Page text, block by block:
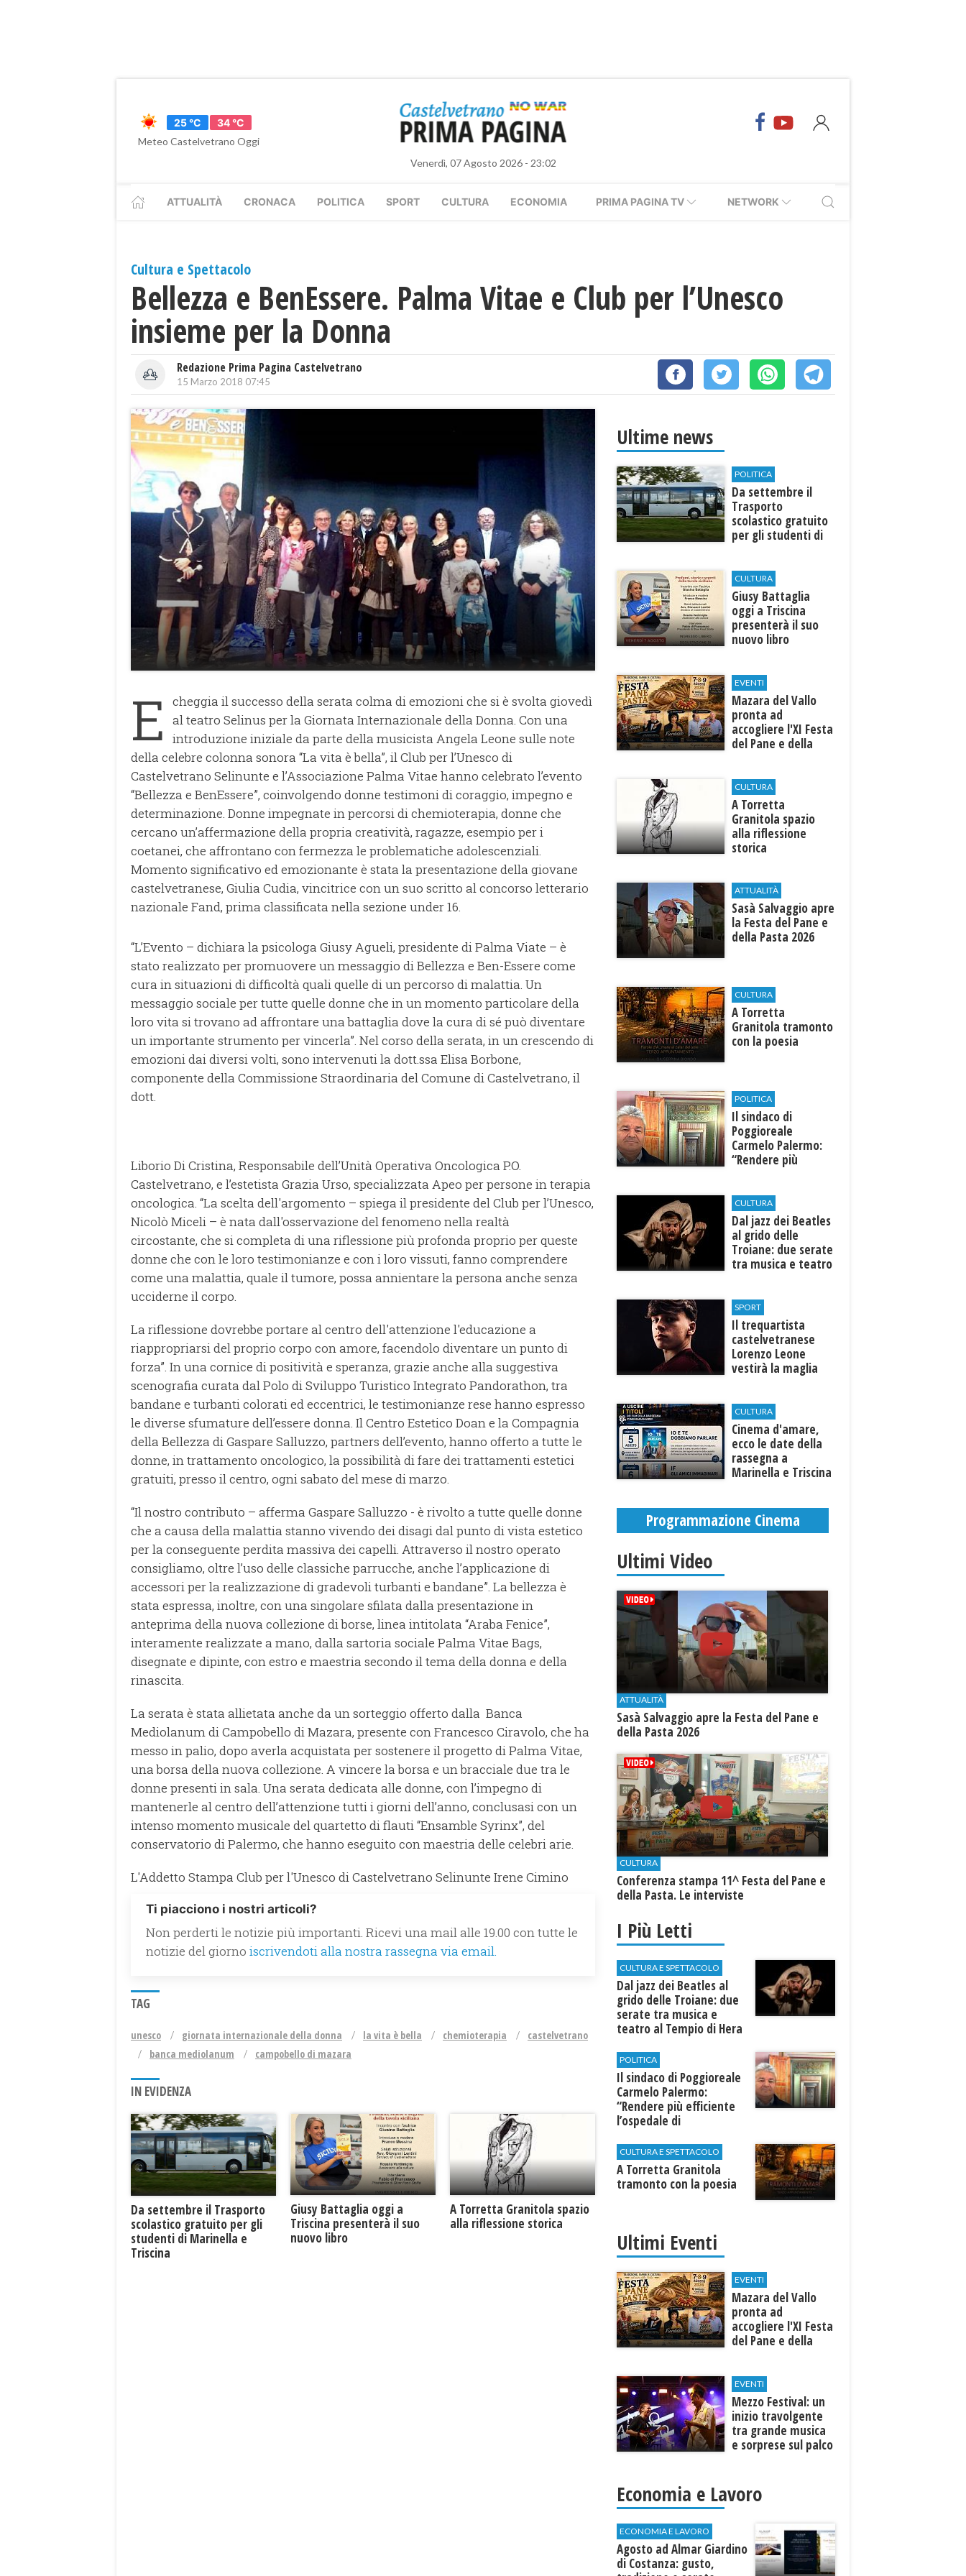
25 °C
34 °C
Meteo Castelvetrano Oggi
Venerdì, 07 Agosto 2026 - 23:02
ATTUALITÀ CRONACA POLITICA SPORT CULTURA ECONOMIA PRIMA PAGINA TV NETWORK
Cultura e Spettacolo
Bellezza e BenEssere. Palma Vitae e Club per l’Unesco
insieme per la Donna
Redazione Prima Pagina Castelvetrano
15 Marzo 2018 07:45
E
cheggia il successo della serata colma di emozioni che si è svolta giovedì
al teatro Selinus per la Giornata Internazionale della Donna. Con una
introduzione iniziale da parte della musicista Angela Leone sulle note
della celebre colonna sonora “La vita è bella”, il Club per l’Unesco di
Castelvetrano Selinunte e l’Associazione Palma Vitae hanno celebrato l’evento
“Bellezza e BenEssere”, coinvolgendo donne testimoni di coraggio, impegno e
determinazione. Donne impegnate in percorsi di chemioterapia, donne che
cercano un’affermazione della propria creatività, ragazze, esempio per i
coetanei, che affrontano con fermezza le problematiche adolescenziali.
Momento significativo ed emozionante è stata la presentazione della giovane
castelvetranese, Giulia Cudia, vincitrice con un suo scritto al concorso letterario
nazionale Fand, prima classificata nella sezione under 16.
“L’Evento – dichiara la psicologa Giusy Agueli, presidente di Palma Viate – è
stato realizzato per promuovere un messaggio di Bellezza e Ben-Essere come
cura in situazioni di difficoltà quali quelle di un percorso di malattia. Un
messaggio sociale per tutte quelle donne che in un momento particolare della
loro vita si trovano ad affrontare una battaglia dove la cura di sé può diventare
un importante strumento per vincerla”. Nel corso della serata, in un crescendo di
emozioni dai diversi volti, sono intervenuti la dott.ssa Elisa Borbone,
componente della Commissione Straordinaria del Comune di Castelvetrano, il
dott.
Liborio Di Cristina, Responsabile dell’Unità Operativa Oncologica P.O.
Castelvetrano, e l’estetista Grazia Urso, specializzata Apeo per persone in terapia
oncologica. “La scelta dell'argomento – spiega il presidente del Club per l’Unesco,
Nicolò Miceli – è nata dall'osservazione del fenomeno nella realtà
circostante, che si completa di una riflessione più profonda proprio per queste
donne che con le loro testimonianze e con i loro vissuti, fanno comprendere
come una malattia, quale il tumore, possa annientare la persona anche senza
ucciderne il corpo.
La riflessione dovrebbe portare al centro dell'attenzione l'educazione a
riappropriarsi del proprio corpo con amore, facendolo diventare un punto di
forza”. In una cornice di positività e speranza, grazie anche alla suggestiva
scenografia curata dal Polo di Sviluppo Turistico Integrato Pandorathon, tra
bandane e turbanti colorati ed eccentrici, le testimonianze rese hanno espresso
le diverse sfumature dell’essere donna. Il Centro Estetico Doan e la Compagnia
della Bellezza di Gaspare Salluzzo, partners dell’evento, hanno offerto a tutte le
donne, in trattamento oncologico, la possibilità di fare dei trattamenti estetici
gratuiti, presso il centro, ogni sabato del mese di marzo.
“Il nostro contributo – afferma Gaspare Salluzzo - è rivolto a tutte quelle donne
che a causa della malattia stanno vivendo dei disagi dal punto di vista estetico
per la conseguente perdita massiva dei capelli. Attraverso il nostro operato
consigliamo, oltre l’uso delle classiche parrucche, anche l’applicazione di
accessori per la realizzazione di gradevoli turbanti e bandane”. La bellezza è
stata espressa, inoltre, con una singolare sfilata dalla presentazione in
anteprima della nuova collezione di borse, linea intitolata “Araba Fenice”,
interamente realizzate a mano, dalla sartoria sociale Palma Vitae Bags,
disegnate e dipinte, con estro e maestria secondo il tema della donna e della
rinascita.
La serata è stata allietata anche da un sorteggio offerto dalla Banca
Mediolanum di Campobello di Mazara, presente con Francesco Ciravolo, che ha
messo in palio, dopo averla acquistata per sostenere il progetto di Palma Vitae,
una borsa della nuova collezione. A vincere la borsa e un bracciale due tra le
donne presenti in sala. Una serata dedicata alle donne, con l’impegno di
mantenerle al centro dell’attenzione tutti i giorni dell’anno, conclusasi con un
intenso momento musicale del quartetto di flauti “Ensamble Syrinx”, del
conservatorio di Palermo, che hanno eseguito con maestria delle celebri arie.
L'Addetto Stampa Club per l'Unesco di Castelvetrano Selinunte Irene Cimino
Ti piacciono i nostri articoli?
Non perderti le notizie più importanti. Ricevi una mail alle 19.00 con tutte le
notizie del giorno iscrivendoti alla nostra rassegna via email.
TAG
unesco giornata internazionale della donna la vita è bella chemioterapia
castelvetrano
banca mediolanum
campobello di mazara
IN EVIDENZA
Da settembre il Trasporto
scolastico gratuito per gli
studenti di Marinella e
Triscina
Giusy Battaglia oggi a
Triscina presenterà il suo
nuovo libro
​A Torretta Granitola spazio
alla riflessione storica
Ultime news
POLITICA
Da settembre il
Trasporto
scolastico gratuito
per gli studenti di
CULTURA
Giusy Battaglia
oggi a Triscina
presenterà il suo
nuovo libro
EVENTI
Mazara del Vallo
pronta ad
accogliere l'XI Festa
del Pane e della
CULTURA
​A Torretta
Granitola spazio
alla riflessione
storica
ATTUALITÀ
Sasà Salvaggio apre
la Festa del Pane e
della Pasta 2026
CULTURA
​A Torretta
Granitola tramonto
con la poesia
POLITICA
Il sindaco di
Poggioreale
Carmelo Palermo:
“Rendere più
Castelvetrano."
CULTURA
Dal jazz dei Beatles
al grido delle
Troiane: due serate
tra musica e teatro
SPORT
Il trequartista
castelvetranese
Lorenzo Leone
vestirà la maglia
CULTURA
Cinema d'amare,
ecco le date della
rassegna a
Marinella e Triscina
Programmazione Cinema
Ultimi Video
ATTUALITÀ
Sasà Salvaggio apre la Festa del Pane e
della Pasta 2026
CULTURA
Conferenza stampa 11^ Festa del Pane e
della Pasta. Le interviste
I Più Letti
CULTURA E SPETTACOLO
Dal jazz dei Beatles al
grido delle Troiane: due
serate tra musica e
teatro al Tempio di Hera
POLITICA
Il sindaco di Poggioreale
Carmelo Palermo:
“Rendere più efficiente
l’ospedale di
CULTURA E SPETTACOLO
​A Torretta Granitola
tramonto con la poesia
Ultimi Eventi
EVENTI
Mazara del Vallo
pronta ad
accogliere l'XI Festa
del Pane e della
EVENTI
Mezzo Festival: un
inizio travolgente
tra grande musica
e sorprese sul palco
Economia e Lavoro
ECONOMIA E LAVORO
Agosto ad Almar Giardino
di Costanza: gusto,